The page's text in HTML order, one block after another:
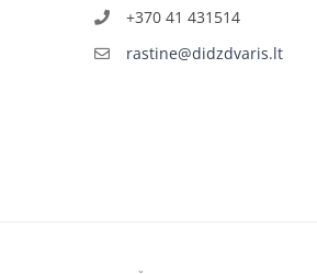
+370 41 431514
rastine@didzdvaris.lt